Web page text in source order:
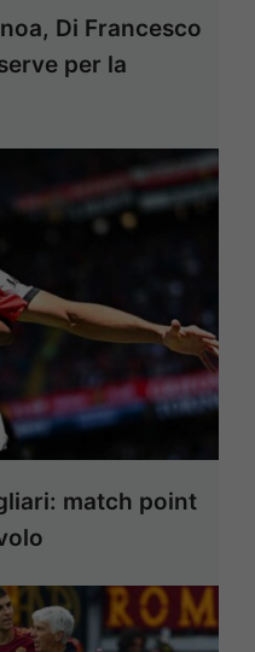
Di Francesco
per la
match point